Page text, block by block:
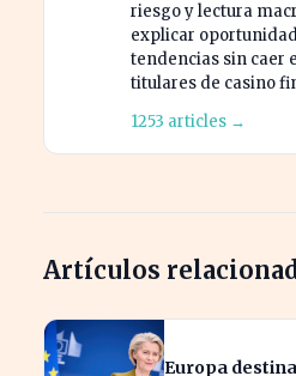
riesgo y lectura
explicar
tendencias sin caer
titulares de casino
1253 articles →
Artículos
Europa